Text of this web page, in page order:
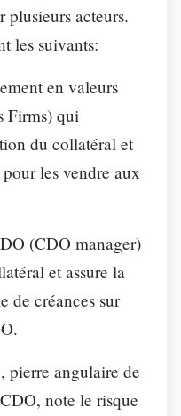
plusieurs acteurs.
les suivants:
en valeurs
Firms) qui
du collatéral et
les vendre aux
(CDO manager)
et assure la
de créances sur
pierre angulaire de
note le risque